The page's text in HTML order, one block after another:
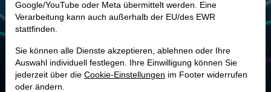
Marktkapitalisierung 17,35 Mrd. EUR
Unternehmenswert
Umsatz 2,97 Mrd. EUR
Google/YouTube oder Meta übermittelt werden. Eine
Verarbeitung kann auch außerhalb der EU/des EWR
stattfinden.
Sie können alle Dienste akzeptieren, ablehnen oder Ihre
Auswahl individuell festlegen. Ihre Einwilligung können Sie
jederzeit über die Cookie-Einstellungen im Footer widerrufen
oder ändern.